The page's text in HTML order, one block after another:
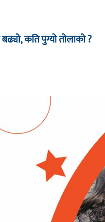
कति पुग्यो तोलाको ?